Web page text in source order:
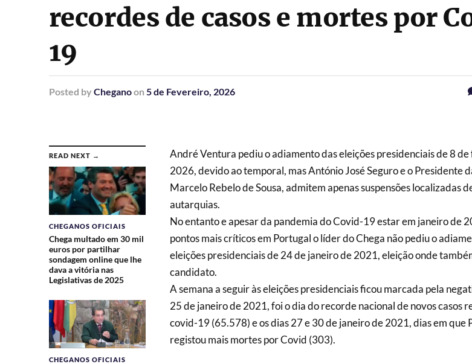
recordes de casos e mortes por
19
Posted by Cheganoon 5 de Fevereiro, 2026
READ NEXT →
CHEGANOS OFICIAIS
Chega multado em 30 mil
euros por partilhar
sondagem online que lhe
dava a vitória nas
Legislativas de 2025
CHEGANOS OFICIAIS
André Ventura pediu o adiamento das eleições presidenciais de 8
2026, devido ao temporal, mas António José Seguro e o Presidente
Marcelo Rebelo de Sousa, admitem apenas suspensões localizadas
autarquias.
No entanto e apesar da pandemia do Covid-19 estar em janeiro de
pontos mais críticos em Portugal o líder do Chega não pediu o
eleições presidenciais de 24 de janeiro de 2021, eleição onde
candidato.
A semana a seguir às eleições presidenciais ficou marcada pela
25 de janeiro de 2021, foi o dia do recorde nacional de novos casos
covid-19 (65.578) e os dias 27 e 30 de janeiro de 2021, dias em que
registou mais mortes por Covid (303).